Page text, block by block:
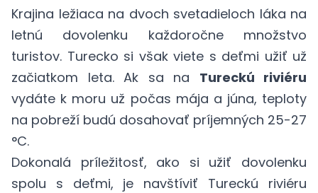
Krajina ležiaca na dvoch svetadieloch láka na
letnú dovolenku každoročne množstvo
turistov. Turecko si však viete s deťmi užiť už
začiatkom leta. Ak sa na Tureckú riviéru
vydáte k moru už počas mája a júna, teploty
na pobreží budú dosahovať príjemných 25-27
°C.
Dokonalá príležitosť, ako si užiť dovolenku
spolu s deťmi, je navštíviť Tureckú riviéru